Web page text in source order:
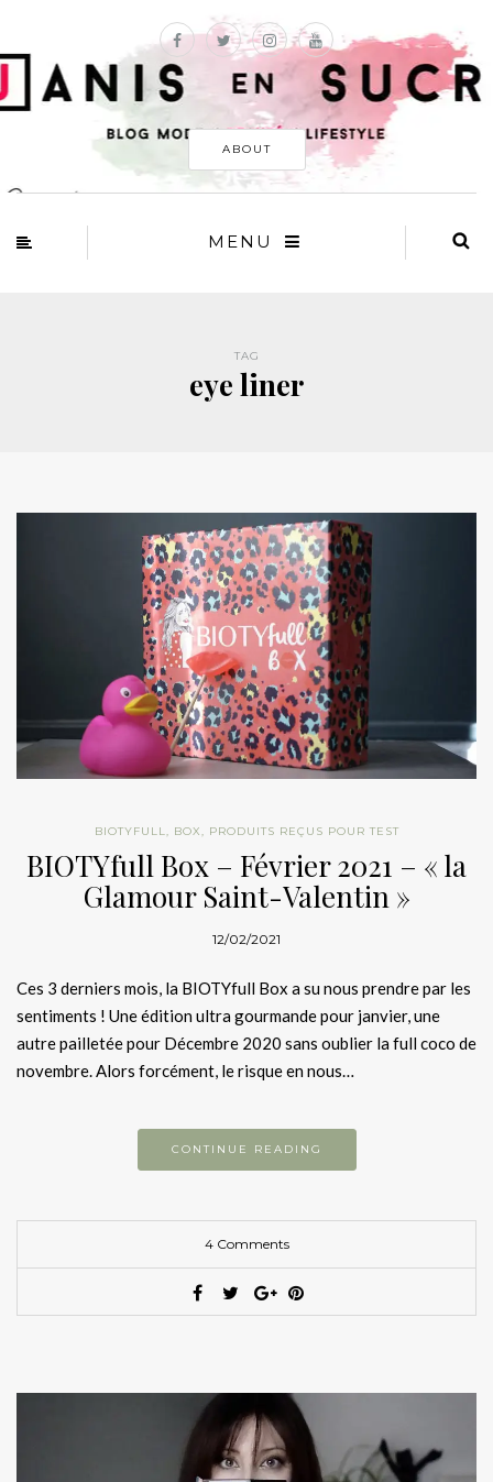
ABOUT
MENU
TAG
eye liner
BIOTYFULL, BOX, PRODUITS REÇUS POUR TEST
BIOTYfull Box – Février 2021 – « la
Glamour Saint-Valentin »
12/02/2021
Ces 3 derniers mois, la BIOTYfull Box a su nous prendre par les
sentiments ! Une édition ultra gourmande pour janvier, une
autre pailletée pour Décembre 2020 sans oublier la full coco de
novembre. Alors forcément, le risque en nous…
CONTINUE READING
4 Comments